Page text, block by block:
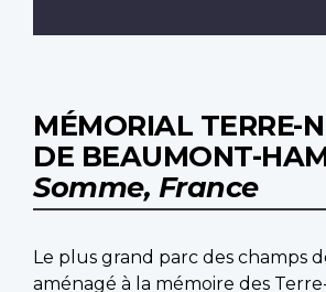
MÉMORIAL TERRE-
DE BEAUMONT-
Somme, France
Le plus grand parc des champs
aménagé à la mémoire des